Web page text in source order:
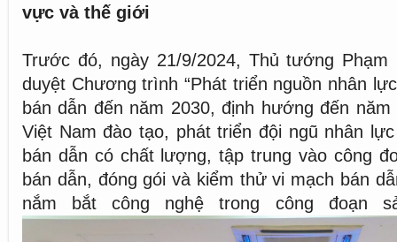
vực và thế giới
Trước đó, ngày 21/9/2024, Thủ tướng Phạm
duyệt Chương trình “Phát triển nguồn nhân
bán dẫn đến năm 2030, định hướng đến
Việt Nam đào tạo, phát triển đội ngũ nhân
bán dẫn có chất lượng, tập trung vào công
bán dẫn, đóng gói và kiểm thử vi mạch bán
nắm bắt công nghệ trong công đoạn